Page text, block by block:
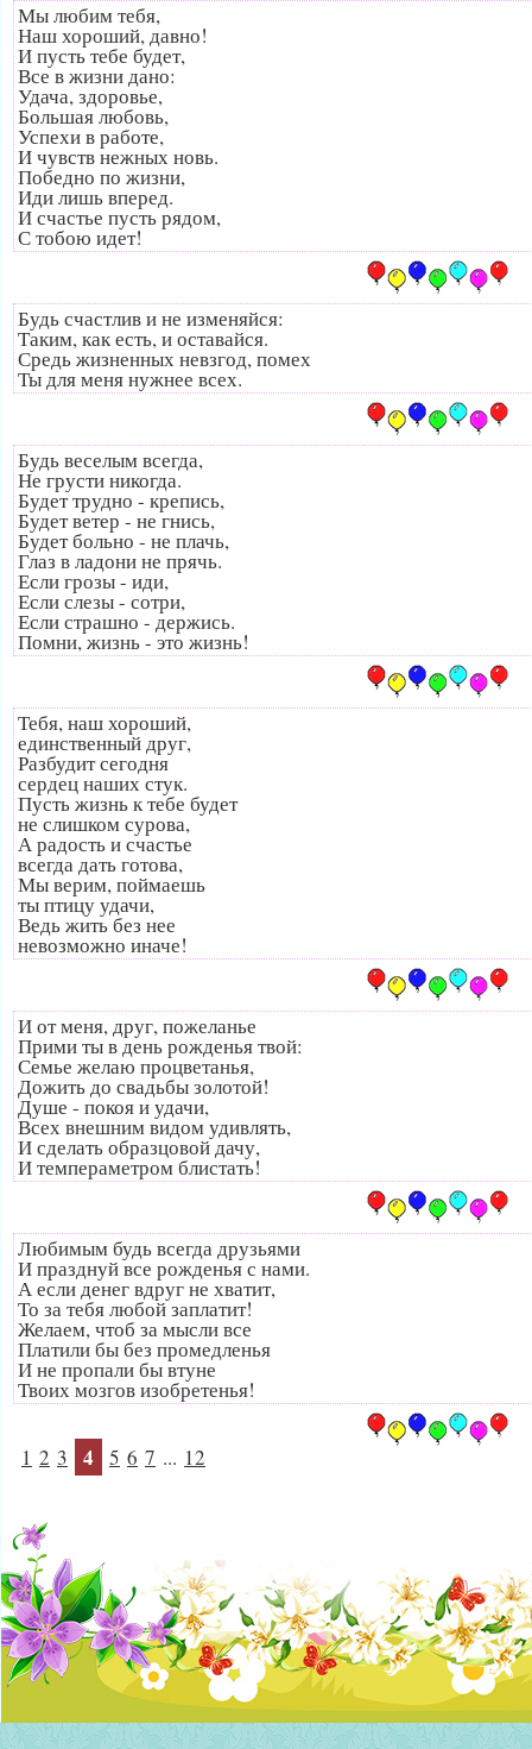
Мы любим тебя,
Наш хороший, давно!
И пусть тебе будет,
Все в жизни дано:
Удача, здоровье,
Большая любовь,
Успехи в работе,
И чувств нежных новь.
Победно по жизни,
Иди лишь вперед.
И счастье пусть рядом,
С тобою идет!
Будь счастлив и не изменяйся:
Таким, как есть, и оставайся.
Средь жизненных невзгод, помех
Ты для меня нужнее всех.
Будь веселым всегда,
Не грусти никогда.
Будет трудно - крепись,
Будет ветер - не гнись,
Будет больно - не плачь,
Глаз в ладони не прячь.
Если грозы - иди,
Если слезы - сотри,
Если страшно - держись.
Помни, жизнь - это жизнь!
Тебя, наш хороший,
единственный друг,
Разбудит сегодня
сердец наших стук.
Пусть жизнь к тебе будет
не слишком сурова,
А радость и счастье
всегда дать готова,
Мы верим, поймаешь
ты птицу удачи,
Ведь жить без нее
невозможно иначе!
И от меня, друг, пожеланье
Прими ты в день рожденья твой:
Семье желаю процветанья,
Дожить до свадьбы золотой!
Душе - покоя и удачи,
Всех внешним видом удивлять,
И сделать образцовой дачу,
И темпераметром блистать!
Любимым будь всегда друзьями
И празднуй все рожденья с нами.
А если денег вдруг не хватит,
То за тебя любой заплатит!
Желаем, чтоб за мысли все
Платили бы без промедленья
И не пропали бы втуне
Твоих мозгов изобретенья!
1 2 3 4 5 6 7 ... 12